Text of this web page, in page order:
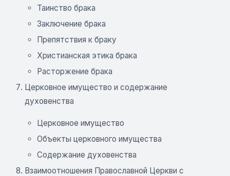
Таинство брака
Заключение брака
Препятствия к браку
Христианская этика брака
Расторжение брака
Церковное имущество и содержание
духовенства
Церковное имущество
Объекты церковного имущества
Содержание духовенства
Взаимоотношения Православной Церкви с